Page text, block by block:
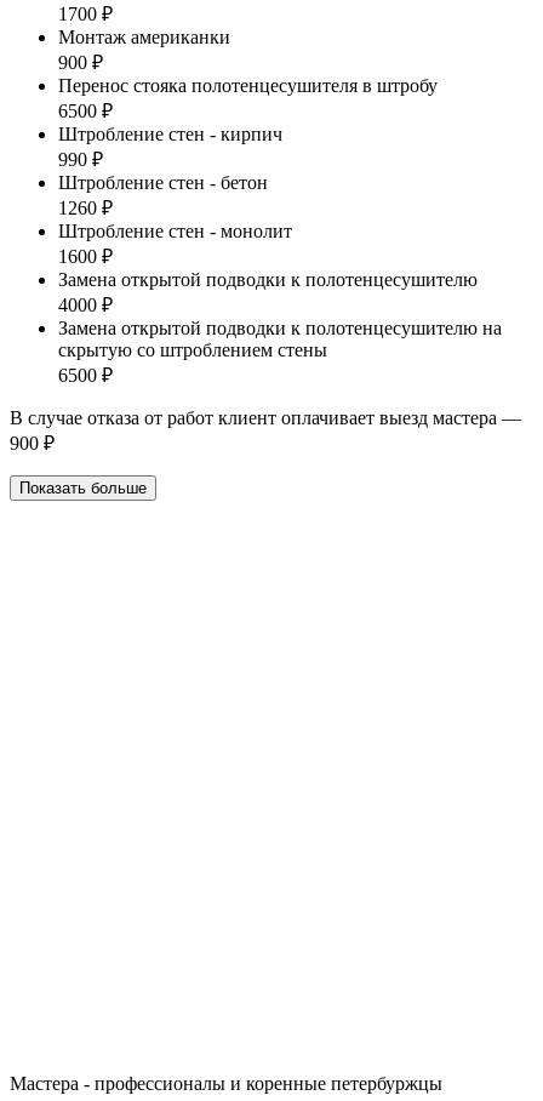
1700 ₽
Монтаж американки
900 ₽
Перенос стояка полотенцесушителя в штробу
6500 ₽
Штробление стен - кирпич
990 ₽
Штробление стен - бетон
1260 ₽
Штробление стен - монолит
1600 ₽
Замена открытой подводки к полотенцесушителю
4000 ₽
Замена открытой подводки к полотенцесушителю на
скрытую со штроблением стены
6500 ₽
В случае отказа от работ клиент оплачивает выезд мастера —
900 ₽
Показать больше
Мастера - профессионалы и коренные петербуржцы